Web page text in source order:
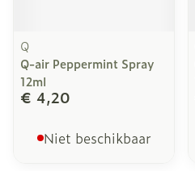
Q
Q-air Peppermint Spray
12ml
€ 4,20
Niet beschikbaar